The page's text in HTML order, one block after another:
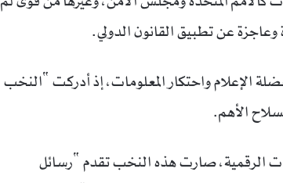
عن تطبيق القانون الدولي.
الإعلام واحتكار المعلومات، إذ أدركت “النخب
الأهم.
الرقمية، صارت هذه النخب تقدم “رسائل